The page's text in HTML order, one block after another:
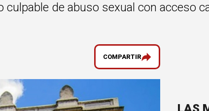
de abuso sexual con acceso
COMPARTIR